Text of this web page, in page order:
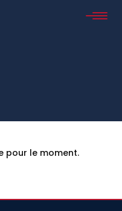
pour le moment.